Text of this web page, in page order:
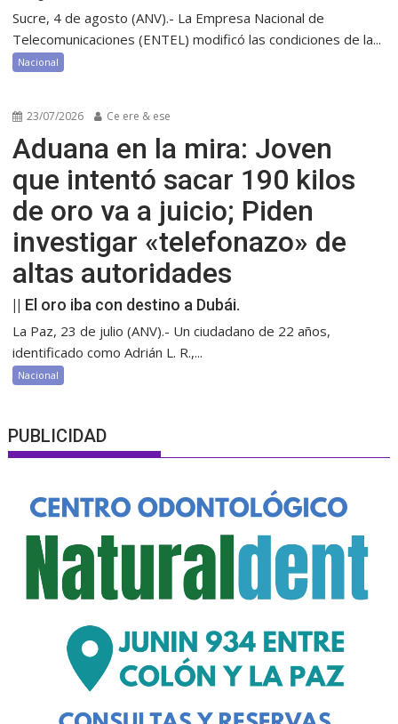
Sucre, 4 de agosto (ANV).- La Empresa Nacional de
Telecomunicaciones (ENTEL) modificó las condiciones de la...
Nacional
23/07/2026 Ce ere & ese
Aduana en la mira: Joven
que intentó sacar 190 kilos
de oro va a juicio; Piden
investigar «telefonazo» de
altas autoridades
|| El oro iba con destino a Dubái.
La Paz, 23 de julio (ANV).- Un ciudadano de 22 años,
identificado como Adrián L. R.,...
Nacional
PUBLICIDAD